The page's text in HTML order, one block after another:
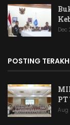
Dec
POSTING
Aug